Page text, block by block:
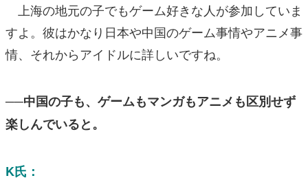
上海の地元の子でもゲーム好きな人が参加していま
すよ。彼はかなり日本や中国のゲーム事情やアニメ事
情、それからアイドルに詳しいですね。
──中国の子も、ゲームもマンガもアニメも区別せず
楽しんでいると。
K氏：